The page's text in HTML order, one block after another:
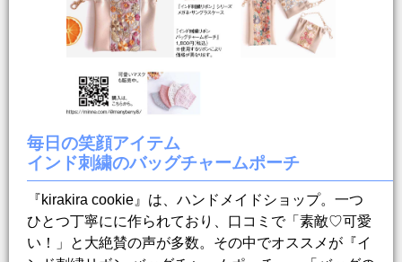
毎日の笑顔アイテム
インド刺繍のバッグチャームポーチ
『kirakira cookie』は、ハンドメイドショップ。一つ
ひとつ丁寧にに作られており、口コミで「素敵♡可愛
い！」と大絶賛の声が多数。その中でオススメが『イ